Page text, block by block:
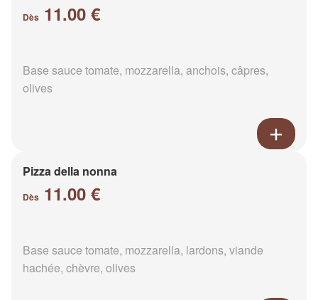
Dès 11.00 €
Base sauce tomate, mozzarella, anchois, câpres,
olives
Pizza della nonna
Dès 11.00 €
Base sauce tomate, mozzarella, lardons, viande
hachée, chèvre, olives